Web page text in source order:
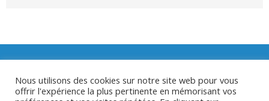
Nous utilisons des cookies sur notre site web pour vous
offrir l'expérience la plus pertinente en mémorisant vos